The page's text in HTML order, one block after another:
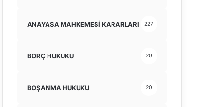
ANAYASA MAHKEMESİ KARARLARI 227
BORÇ HUKUKU 20
BOŞANMA HUKUKU 20